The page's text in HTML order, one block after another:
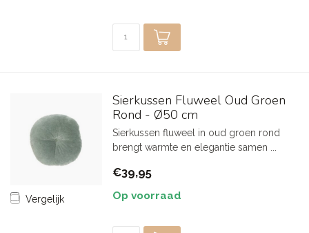
Vergelijk
Sierkussen Fluweel Oud Groen
Rond - Ø50 cm
Sierkussen fluweel in oud groen rond
brengt warmte en elegantie samen ...
€39,95
Op voorraad